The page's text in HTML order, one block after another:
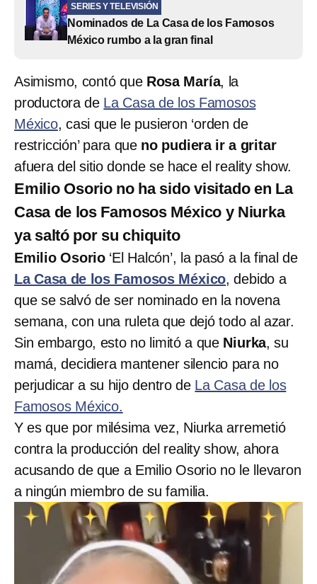
SERIES Y TELEVISIÓN
Nominados de La Casa de los Famosos
México rumbo a la gran final
Asimismo, contó que Rosa María, la
productora de La Casa de los Famosos
México, casi que le pusieron ‘orden de
restricción’ para que no pudiera ir a gritar
afuera del sitio donde se hace el reality show.
Emilio Osorio no ha sido visitado en La
Casa de los Famosos México y Niurka
ya saltó por su chiquito
Emilio Osorio ‘El Halcón’, la pasó a la final de
La Casa de los Famosos México, debido a
que se salvó de ser nominado en la novena
semana, con una ruleta que dejó todo al azar.
Sin embargo, esto no limitó a que Niurka, su
mamá, decidiera mantener silencio para no
perjudicar a su hijo dentro de La Casa de los
Famosos México.
Y es que por milésima vez, Niurka arremetió
contra la producción del reality show, ahora
acusando de que a Emilio Osorio no le llevaron
a ningún miembro de su familia.